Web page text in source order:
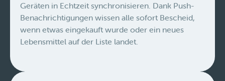
Geräten in Echtzeit synchronisieren. Dank Push-
Benachrichtigungen wissen alle sofort Bescheid,
wenn etwas eingekauft wurde oder ein neues
Lebensmittel auf der Liste landet.